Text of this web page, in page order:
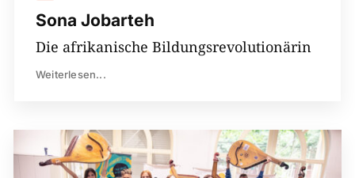
Sona Jobarteh
Die afrikanische Bildungsrevolutionärin
Weiterlesen...